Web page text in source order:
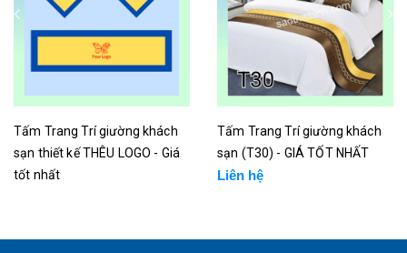
Tấm Trang Trí giường khách
sạn thiết kế THÊU LOGO - Giá
tốt nhất
Tấm Trang Trí giường khách
sạn (T30) - GIÁ TỐT NHẤT
Liên hệ